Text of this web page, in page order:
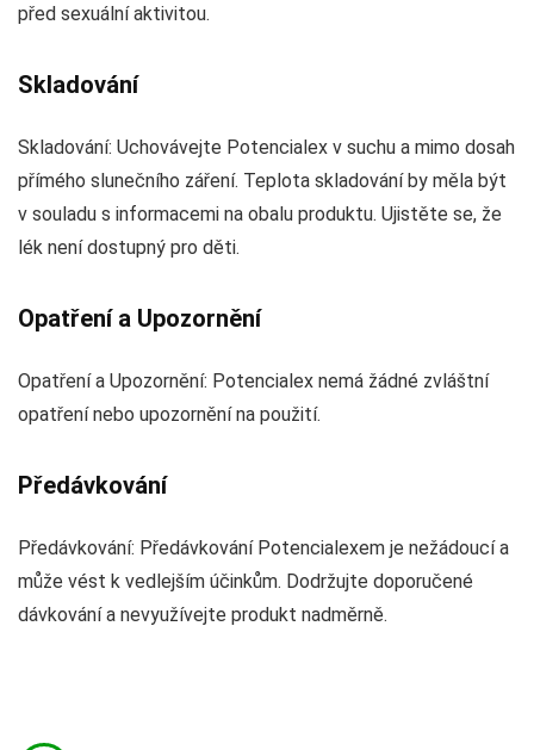
před sexuální aktivitou.
Skladování
Skladování: Uchovávejte Potencialex v suchu a mimo dosah
přímého slunečního záření. Teplota skladování by měla být
v souladu s informacemi na obalu produktu. Ujistěte se, že
lék není dostupný pro děti.
Opatření a Upozornění
Opatření a Upozornění: Potencialex nemá žádné zvláštní
opatření nebo upozornění na použití.
Předávkování
Předávkování: Předávkování Potencialexem je nežádoucí a
může vést k vedlejším účinkům. Dodržujte doporučené
dávkování a nevyužívejte produkt nadměrně.